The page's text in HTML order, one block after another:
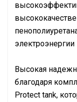
Высокая
благодаря
Protect tank,